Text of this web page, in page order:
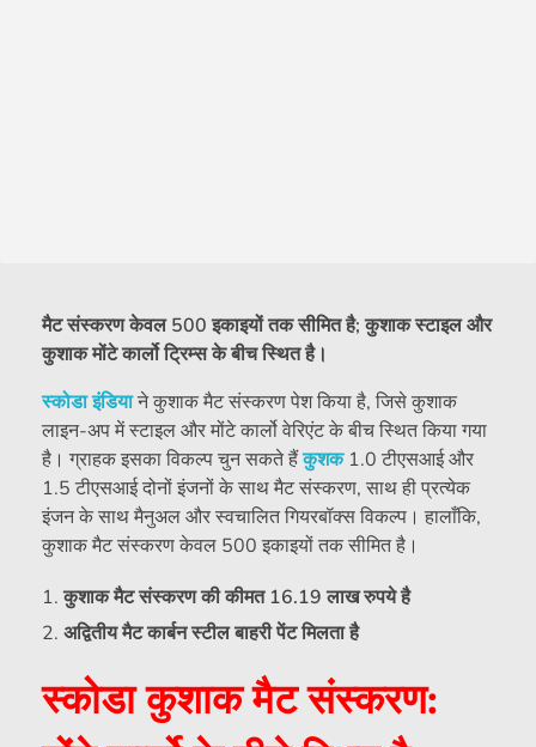
मैट संस्करण केवल 500 इकाइयों तक सीमित है; कुशाक स्टाइल और
कुशाक मोंटे कार्लो ट्रिम्स के बीच स्थित है।
स्कोडा इंडियाने कुशाक मैट संस्करण पेश किया है, जिसे कुशाक
लाइन-अप में स्टाइल और मोंटे कार्लो वेरिएंट के बीच स्थित किया गया
है। ग्राहक इसका विकल्प चुन सकते हैंकुशक1.0 टीएसआई और
1.5 टीएसआई दोनों इंजनों के साथ मैट संस्करण, साथ ही प्रत्येक
इंजन के साथ मैनुअल और स्वचालित गियरबॉक्स विकल्प। हालाँकि,
कुशाक मैट संस्करण केवल 500 इकाइयों तक सीमित है।
कुशाक मैट संस्करण की कीमत 16.19 लाख रुपये है
अद्वितीय मैट कार्बन स्टील बाहरी पेंट मिलता है
स्कोडा कुशाक मैट संस्करण: